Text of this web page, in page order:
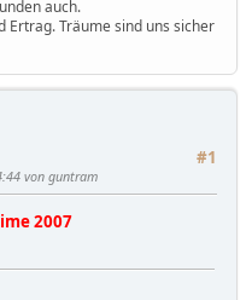
auch.
Ertrag. Träume sind uns sicher
#1
von guntram
2007